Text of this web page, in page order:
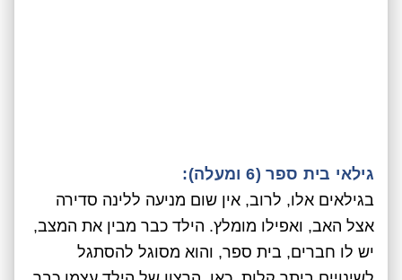
גילאי בית ספר (6 ומעלה):
בגילאים אלו, לרוב, אין שום מניעה ללינה סדירה
אצל האב, ואפילו מומלץ. הילד כבר מבין את המצב,
יש לו חברים, בית ספר, והוא מסוגל להסתגל